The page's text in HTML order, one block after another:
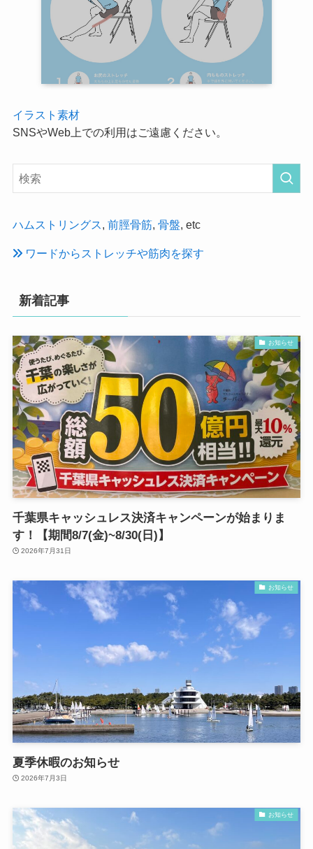
イラスト素材
SNSやWeb上での利用はご遠慮ください。
ハムストリングス 前脛骨筋, 骨盤 , etc
ワードからストレッチや筋肉を探す
新着記事
お知らせ
千葉県キャッシュレス決済キャンペーンが始まりま
す！【期間8/7(金)~8/30(日)】
2026年7月31日
お知らせ
夏季休暇のお知らせ
2026年7月3日
お知らせ